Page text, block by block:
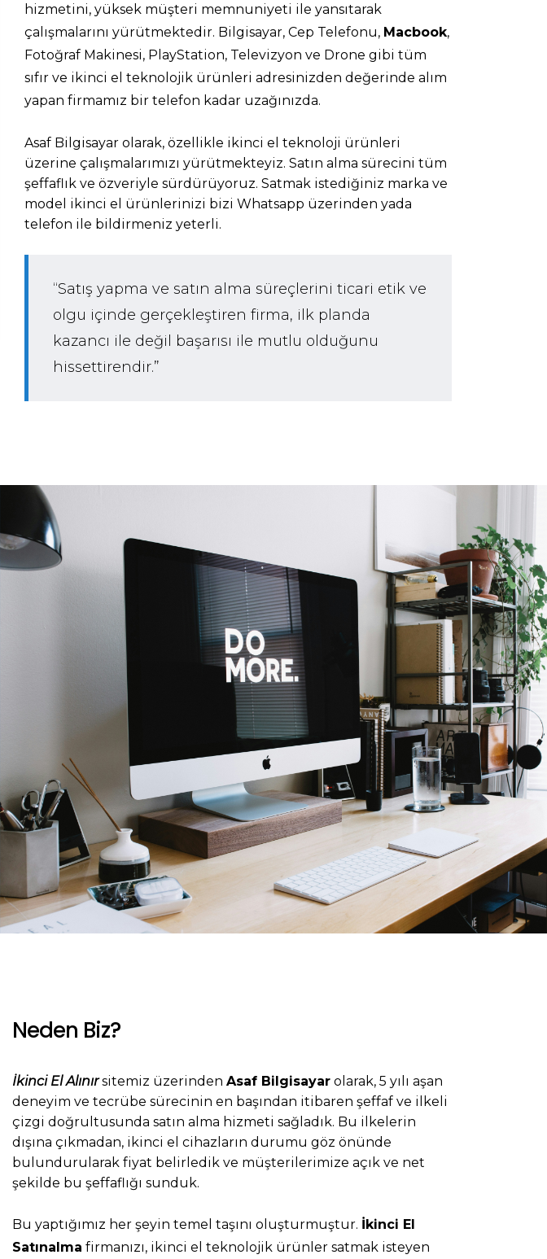
hizmetini, yüksek müşteri memnuniyeti ile yansıtarak
çalışmalarını yürütmektedir. Bilgisayar, Cep Telefonu, Macbook,
Fotoğraf Makinesi, PlayStation, Televizyon ve Drone gibi tüm
sıfır ve ikinci el teknolojik ürünleri adresinizden değerinde alım
yapan firmamız bir telefon kadar uzağınızda.
Asaf Bilgisayar olarak, özellikle ikinci el teknoloji ürünleri
üzerine çalışmalarımızı yürütmekteyiz. Satın alma sürecini tüm
şeffaflık ve özveriyle sürdürüyoruz. Satmak istediğiniz marka ve
model ikinci el ürünlerinizi bizi Whatsapp üzerinden yada
telefon ile bildirmeniz yeterli.
“Satış yapma ve satın alma süreçlerini ticari etik ve
olgu içinde gerçekleştiren firma, ilk planda
kazancı ile değil başarısı ile mutlu olduğunu
hissettirendir.”
Neden Biz?
İkinci El Alınırsitemiz üzerinden Asaf Bilgisayar olarak, 5 yılı aşan
deneyim ve tecrübe sürecinin en başından itibaren şeffaf ve ilkeli
çizgi doğrultusunda satın alma hizmeti sağladık. Bu ilkelerin
dışına çıkmadan, ikinci el cihazların durumu göz önünde
bulundurularak fiyat belirledik ve müşterilerimize açık ve net
şekilde bu şeffaflığı sunduk.
Bu yaptığımız her şeyin temel taşını oluşturmuştur. İkinci El
Satınalma firmanızı, ikinci el teknolojik ürünler satmak isteyen